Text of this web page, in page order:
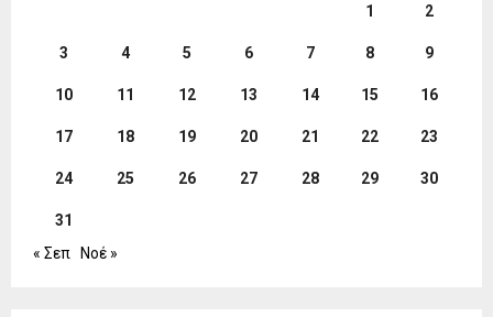
1 2
3 4 5 6 7 8 9
10 11 12 13 14 15 16
17 18 19 20 21 22 23
24 25 26 27 28 29 30
31
« Σεπ
Νοέ »